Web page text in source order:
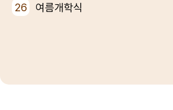
26
여름개학식